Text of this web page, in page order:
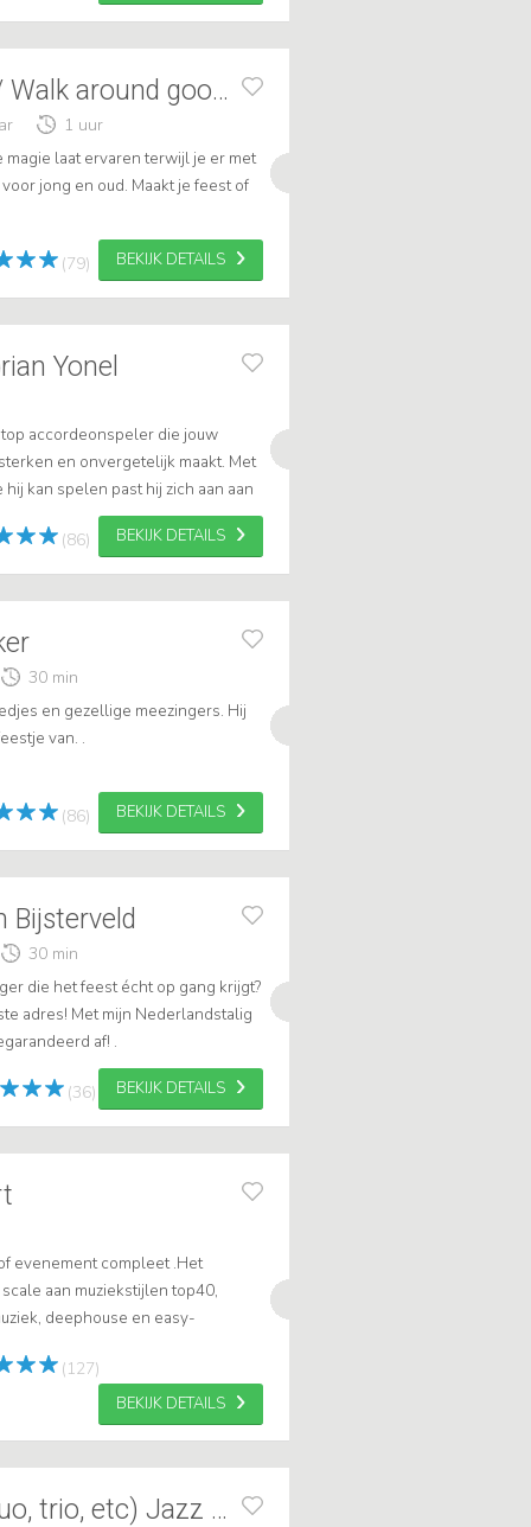
Jeffrey:Close up/ Walk around goochelaar
1 uur
laat ervaren terwijl je er met
jong en oud. Maakt je feest of
(79) BEKIJK DETAILS
Yonel
accordeonspeler die jouw
en onvergetelijk maakt. Met
kan spelen past hij zich aan aan
accordeonist Florian nu v...
(86) BEKIJK DETAILS
30 min
en gezellige meezingers. Hij
van. .
(86) BEKIJK DETAILS
Bijsterveld
30 min
die het feest écht op gang krijgt?
adres! Met mijn Nederlandstalig
af! .
(36) BEKIJK DETAILS
evenement compleet .Het
aan muziekstijlen top40,
deephouse en easy-
Robert nu via showbird! Het is
(127)
BEKIJK DETAILS
Everything OK (duo, trio, etc) Jazz more